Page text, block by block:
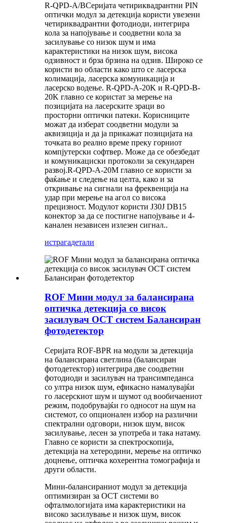
R-QPD-A/BСеријата четириквадрантни PIN
оптички модул за детекција користи увезени
четириквадрантни фотодиоди, интегрира
кола за напојување и соодветни кола за
засилување со низок шум и има
карактеристики на низок шум, висока
одзивност и брза брзина на одзив. Широко се
користи во области како што се ласерска
колимација, ласерска комуникација и
ласерско водење. R-QPD-A-20K и R-QPD-B-
20K главно се користат за мерење на
позицијата на ласерските зраци во
просторни оптички патеки. Корисниците
можат да изберат соодветни модули за
аквизиција и да ја прикажат позицијата на
точката во реално време преку горниот
компјутерски софтвер. Може да се обезбедат
и комуникациски протоколи за секундарен
развој.R-QPD-A-20M главно се користи за
фаќање и следење на целта, како и за
откривање на сигнали на фреквенција на
удар при мерење на агол со висока
прецизност. Модулот користи J30J DB15
конектор за да се постигне напојување и 4-
канален независен излезен сигнал..
истрагадетали
ROF Мини модул за балансирана
оптичка детекција со висок
засилувач OCT систем Балансиран
фотодетектор
Серијата ROF-BPR на модули за детекција
на балансирана светлина (балансиран
фотодетектор) интегрира две соодветни
фотодиоди и засилувач на трансимпеданса
со ултра низок шум, ефикасно намалувајќи
го ласерскиот шум и шумот од вообичаениот
режим, подобрувајќи го односот на шум на
системот, со опционален избор на различни
спектрални одговори, низок шум, висок
засилување, лесен за употреба и така натаму.
Главно се користи за спектроскопија,
детекција на хетеродини, мерење на оптичко
доцнење, оптичка кохерентна томографија и
други области.
Мини-балансираниот модул за детекција
оптимизиран за OCT системи во
офталмологијата има карактеристики на
високо засилување и низок шум, висок